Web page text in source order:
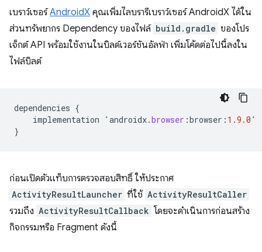
เบราว์เซอร์AndroidX คุณเพิ่มไลบรารีเบราว์เซอร์ AndroidX ได้ใน
ส่วนทรัพยากร Dependency ของไฟล์ build.gradle ของโปร
เจ็กต์ API พร้อมใช้งานในบิลด์เวอร์ชันอัลฟ่า เพิ่มโค้ดต่อไปนี้ลงใน
ไฟล์บิลด์
dependencies {
implementation
' androidx.browser :browser : 1.9.0 '
}
ก่อนเปิดตัวแท็บการตรวจสอบสิทธิ์ ให้ประกาศ
ActivityResultLauncher ที่ใช้ ActivityResultCaller
รวมถึง ActivityResultCallback โดยจะดำเนินการก่อนสร้าง
กิจกรรมหรือ Fragment ดังนี้